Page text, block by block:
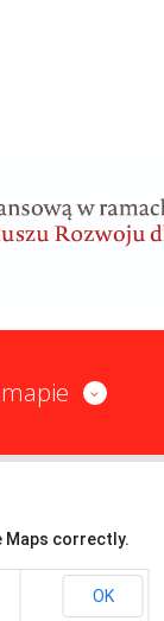
Maps correctly.
OK